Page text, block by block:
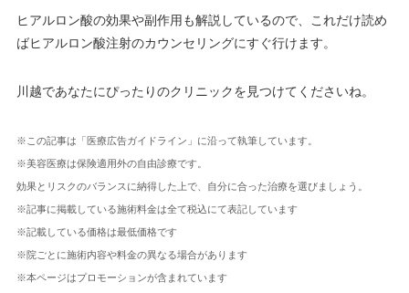
ヒアルロン酸の効果や副作用も解説しているので、これだけ読め
ばヒアルロン酸注射のカウンセリングにすぐ行けます。
川越であなたにぴったりのクリニックを見つけてくださいね。
※この記事は「医療広告ガイドライン」に沿って執筆しています。
※美容医療は保険適用外の自由診療です。
効果とリスクのバランスに納得した上で、自分に合った治療を選びましょう。
※記事に掲載している施術料金は全て税込にて表記しています
※記載している価格は最低価格です
※院ごとに施術内容や料金の異なる場合があります
※本ページはプロモーションが含まれています